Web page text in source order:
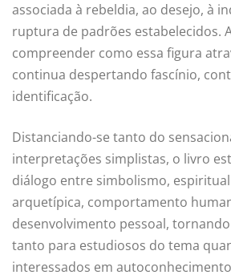
associada à rebeldia, ao desejo, à
ruptura de padrões estabelecidos.
compreender como essa figura
continua despertando fascínio,
identificação.
Distanciando-se tanto do
interpretações simplistas, o livro
diálogo entre simbolismo,
arquetípica, comportamento
desenvolvimento pessoal,
tanto para estudiosos do tema
interessados em